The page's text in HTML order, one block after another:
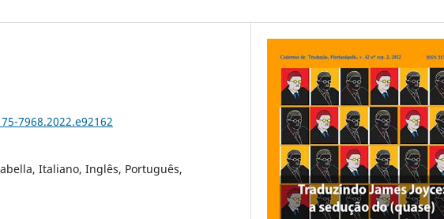
7968.2022.e92162
Italiano, Inglês, Português,